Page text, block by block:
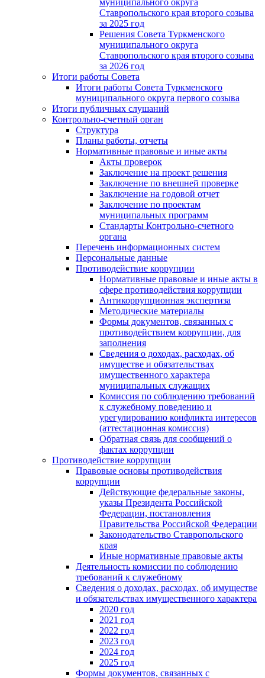
Ставропольского края второго созыва
за 2025 год
Решения Совета Туркменского
муниципального округа
Ставропольского края второго созыва
за 2026 год
Итоги работы Совета
Итоги работы Совета Туркменского
муниципального округа первого созыва
Итоги публичных слушаний
Контрольно-счетный орган
Структура
Планы работы, отчеты
Нормативные правовые и иные акты
Акты проверок
Заключение на проект решения
Заключение по внешней проверке
Заключение на годовой отчет
Заключение по проектам
муниципальных программ
Стандарты Контрольно-счетного
органа
Перечень информационных систем
Персональные данные
Противодействие коррупции
Нормативные правовые и иные акты в
сфере противодействия коррупции
Антикоррупционная экспертиза
Методические материалы
Формы документов, связанных с
противодействием коррупции, для
заполнения
Сведения о доходах, расходах, об
имуществе и обязательствах
имущественного характера
муниципальных служащих
Комиссия по соблюдению требований
к служебному поведению и
урегулированию конфликта интересов
(аттестационная комиссия)
Обратная связь для сообщений о
фактах коррупции
Противодействие коррупции
Правовые основы противодействия
коррупции
Действующие федеральные законы,
указы Президента Российской
Федерации, постановления
Правительства Российской Федерации
Законодательство Ставропольского
края
Иные нормативные правовые акты
Деятельность комиссии по соблюдению
требований к служебному
Сведения о доходах, расходах, об имуществе
и обязательствах имущественного характера
2020 год
2021 год
2022 год
2023 год
2024 год
2025 год
Формы документов, связанных с